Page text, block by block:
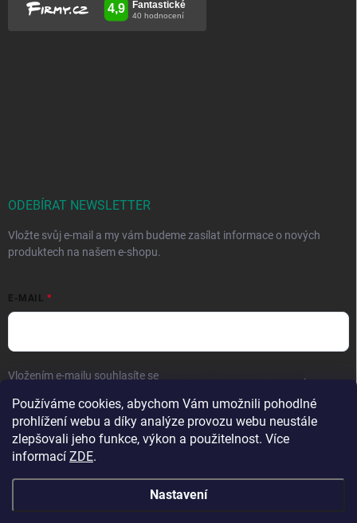
Používáme cookies, abychom Vám umožnili pohodlné
prohlížení webu a díky analýze provozu webu neustále
zlepšovali jeho funkce, výkon a použitelnost. Více
informací ZDE.
Nastavení
ODEBÍRAT NEWSLETTER
Vložte svůj e-mail a my vám budeme zasílat informace o nových
produktech na našem e-shopu.
E-MAIL
Vložením e-mailu souhlasíte se .
Přihlásit se